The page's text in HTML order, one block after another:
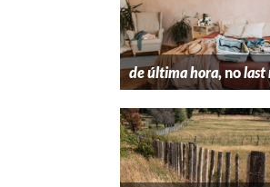
de última hora, nolast